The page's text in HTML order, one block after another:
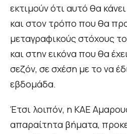
εκτιμούν ότι αυτό θα
και στον τρόπο που θα
μεταγραφικούς στόχους
και στην εικόνα που θα
σεζόν, σε σχέση με το να
εβδομάδα.
Έτσι λοιπόν, η ΚΑΕ
απαραίτητα βήματα,